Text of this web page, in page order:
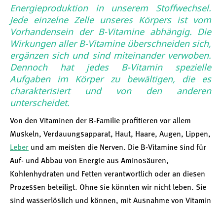
Energieproduktion in unserem Stoffwechsel.
Jede einzelne Zelle unseres Körpers ist vom
Vorhandensein der B-Vitamine abhängig. Die
Wirkungen aller B-Vitamine überschneiden sich,
ergänzen sich und sind miteinander verwoben.
Dennoch hat jedes B-Vitamin spezielle
Aufgaben im Körper zu bewältigen, die es
charakterisiert und von den anderen
unterscheidet.
Von den Vitaminen der B-Familie profitieren vor allem
Muskeln, Verdauungsapparat, Haut, Haare, Augen, Lippen,
Leber und am meisten die Nerven. Die B-Vitamine sind für
Auf- und Abbau von Energie aus Aminosäuren,
Kohlenhydraten und Fetten verantwortlich oder an diesen
Prozessen beteiligt. Ohne sie könnten wir nicht leben. Sie
sind wasserlöslich und können, mit Ausnahme von Vitamin